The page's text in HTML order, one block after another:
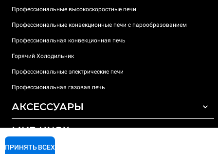
Профессиональные высокоскоростные печи
Профессиональные конвекционные печи с парообразованием
Профессиональная конвекционная печь
Горячий Холодильник
Профессиональные электрические печи
Профессиональная газовая печь
АКСЕССУАРЫ
Моющие средства для автоматической мойки
МИР UNOX
ПРИНЯТЬ ВСЕХ